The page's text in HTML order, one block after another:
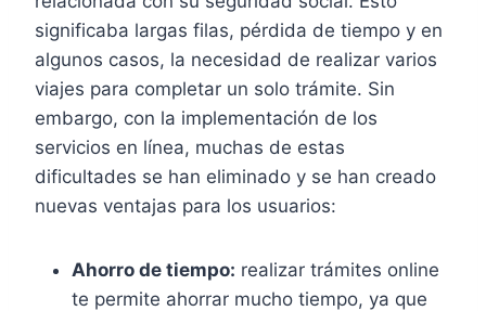
significaba largas filas, pérdida de tiempo y en
algunos casos, la necesidad de realizar varios
viajes para completar un solo trámite. Sin
embargo, con la implementación de los
servicios en línea, muchas de estas
dificultades se han eliminado y se han creado
nuevas ventajas para los usuarios:
Ahorro de tiempo: realizar trámites online
te permite ahorrar mucho tiempo, ya que